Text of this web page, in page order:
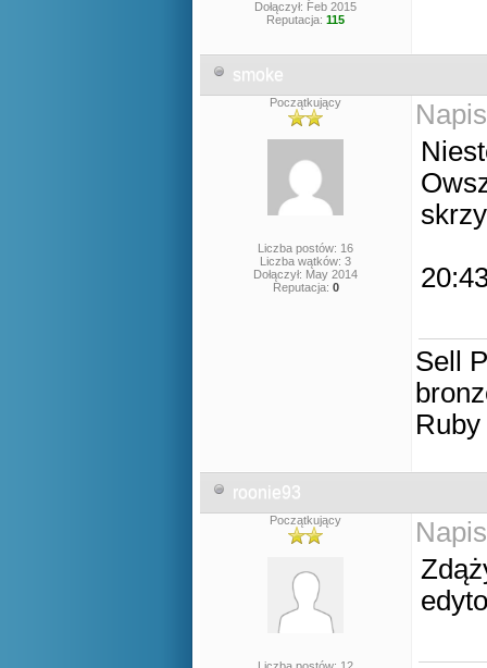
Dołączył: Feb 2015
Reputacja: 115
smoke
Początkujący
Liczba postów: 16
Liczba wątków: 3
Dołączył: May 2014
Reputacja: 0
Sell
roonie93
Początkujący